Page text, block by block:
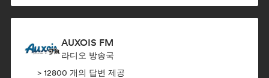
AUXOIS FM
라디오 방송국
> 12800 개의 답변 제공